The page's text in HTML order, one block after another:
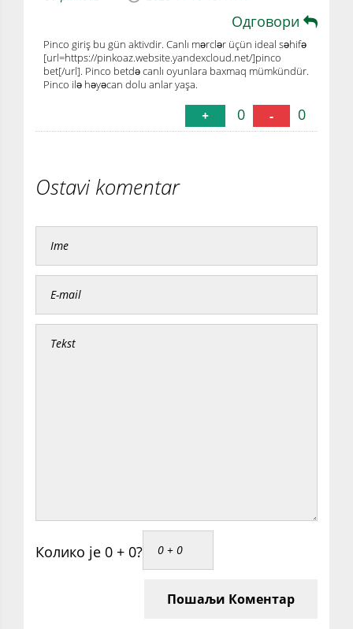
Одговори
Pinco giriş bu gün aktivdir. Canlı mərclər üçün ideal səhifə
[url=https://pinkoaz.website.yandexcloud.net/]pinco
bet[/url]. Pinco betdə canlı oyunlara baxmaq mümkündür.
Pinco ilə həyəcan dolu anlar yaşa.
+ 0 - 0
Ostavi komentar
Колико је 0 + 0?
Пошаљи Коментар